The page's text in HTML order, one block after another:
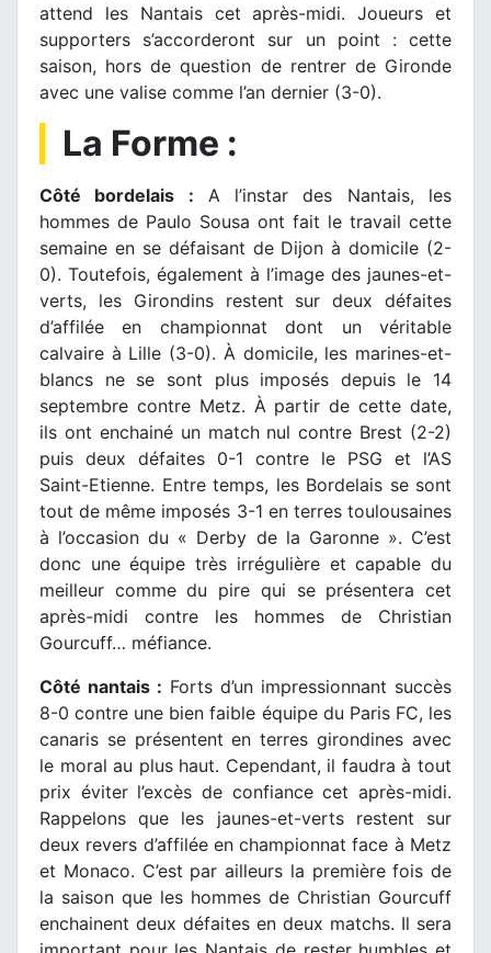
attend les Nantais cet après-midi. Joueurs et
supporters s’accorderont sur un point : cette
saison, hors de question de rentrer de Gironde
avec une valise comme l’an dernier (3-0).
La Forme :
Côté bordelais : A l’instar des Nantais, les
hommes de Paulo Sousa ont fait le travail cette
semaine en se défaisant de Dijon à domicile (2-
0). Toutefois, également à l’image des jaunes-et-
verts, les Girondins restent sur deux défaites
d’affilée en championnat dont un véritable
calvaire à Lille (3-0). À domicile, les marines-et-
blancs ne se sont plus imposés depuis le 14
septembre contre Metz. À partir de cette date,
ils ont enchainé un match nul contre Brest (2-2)
puis deux défaites 0-1 contre le PSG et l’AS
Saint-Etienne. Entre temps, les Bordelais se sont
tout de même imposés 3-1 en terres toulousaines
à l’occasion du « Derby de la Garonne ». C’est
donc une équipe très irrégulière et capable du
meilleur comme du pire qui se présentera cet
après-midi contre les hommes de Christian
Gourcuff… méfiance.
Côté nantais : Forts d’un impressionnant succès
8-0 contre une bien faible équipe du Paris FC, les
canaris se présentent en terres girondines avec
le moral au plus haut. Cependant, il faudra à tout
prix éviter l’excès de confiance cet après-midi.
Rappelons que les jaunes-et-verts restent sur
deux revers d’affilée en championnat face à Metz
et Monaco. C’est par ailleurs la première fois de
la saison que les hommes de Christian Gourcuff
enchainent deux défaites en deux matchs. Il sera